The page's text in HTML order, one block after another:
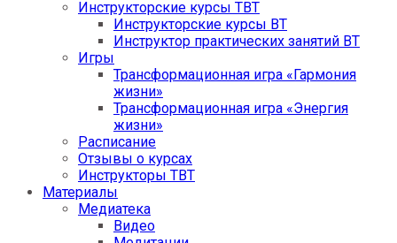
Инструкторские курсы ТВТ
Инструкторские курсы ВТ
Инструктор практических занятий ВТ
Игры
Трансформационная игра «Гармония
жизни»
Трансформационная игра «Энергия
жизни»
Расписание
Отзывы о курсах
Инструкторы ТВТ
Материалы
Медиатека
Видео